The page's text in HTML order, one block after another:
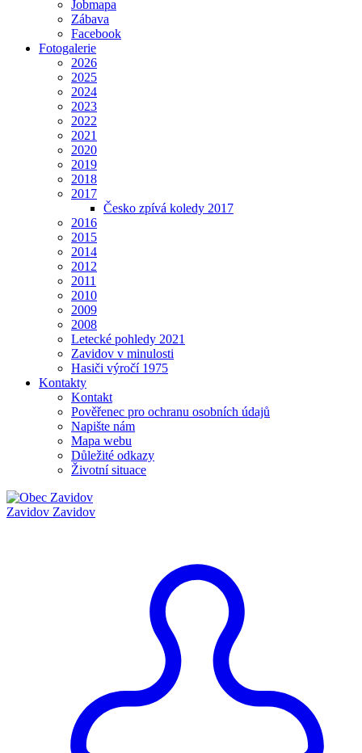
Jobmapa
Zábava
Facebook
Fotogalerie
2026
2025
2024
2023
2022
2021
2020
2019
2018
2017
Česko zpívá koledy 2017
2016
2015
2014
2012
2011
2010
2009
2008
Letecké pohledy 2021
Zavidov v minulosti
Hasiči výročí 1975
Kontakty
Kontakt
Pověřenec pro ochranu osobních údajů
Napište nám
Mapa webu
Důležité odkazy
Životní situace
Zavidov Zavidov